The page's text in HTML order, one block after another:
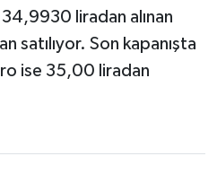
liradan alınan
satılıyor. Son kapanışta
ise 35,00 liradan